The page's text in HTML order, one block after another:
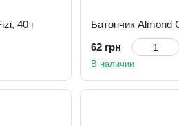
40 г
Батончик Almond
62 грн
В наличии